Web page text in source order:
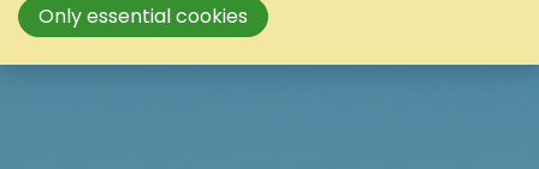
Only essential cookies